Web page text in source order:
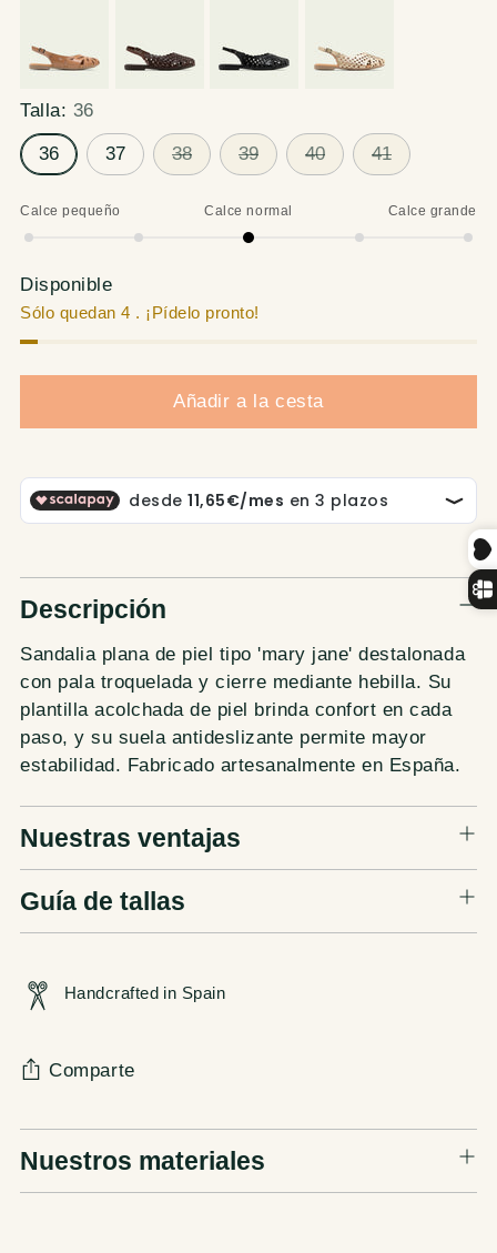
Talla: 36
36 37 38 39 40 41
Calce pequeño Calce normal Calce grande
normal
Disponible
Sólo quedan 4 . ¡Pídelo pronto!
Añadir a la cesta
Descripción
Sandalia plana de piel tipo 'mary jane' destalonada
con pala troquelada y cierre mediante hebilla. Su
plantilla acolchada de piel brinda confort en cada
paso, y su suela antideslizante permite mayor
estabilidad. Fabricado artesanalmente en España.
Nuestras ventajas
Guía de tallas
Handcrafted in Spain
Comparte
Añadir
un
producto
Nuestros materiales